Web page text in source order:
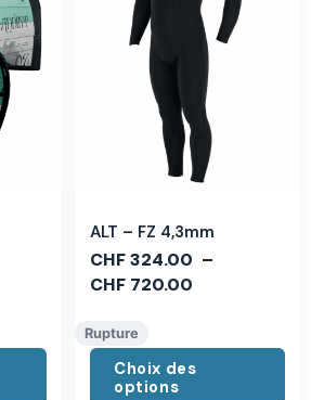
ALT – FZ 4,3mm
CHF324.00 –
CHF 720.00
Rupture
Choix des
options